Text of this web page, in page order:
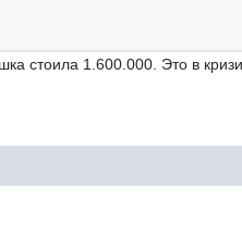
стоила 1.600.000. Это в